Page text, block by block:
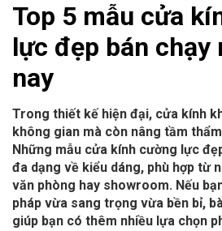
Top 5 mẫu cửa
lực đẹp bán chạy
nay
Trong thiết kế hiện đại, cửa kính
không gian mà còn nâng tầm
Những mẫu cửa kính cường lực
đa dạng về kiểu dáng, phù hợp từ
văn phòng hay showroom. Nếu
pháp vừa sang trọng vừa bền bỉ,
giúp bạn có thêm nhiều lựa chọn